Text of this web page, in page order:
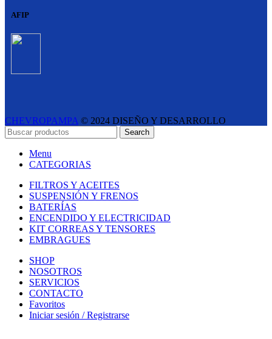
AFIP
CHEVROPAMPA © 2024 DISEÑO Y DESARROLLO
ESTUDIO LIPINA
- E-COMMERCE SOLUTIONS
Search
Menu
CATEGORIAS
FILTROS Y ACEITES
SUSPENSIÓN Y FRENOS
BATERÍAS
ENCENDIDO Y ELECTRICIDAD
KIT CORREAS Y TENSORES
EMBRAGUES
SHOP
NOSOTROS
SERVICIOS
CONTACTO
Favoritos
Iniciar sesión / Registrarse